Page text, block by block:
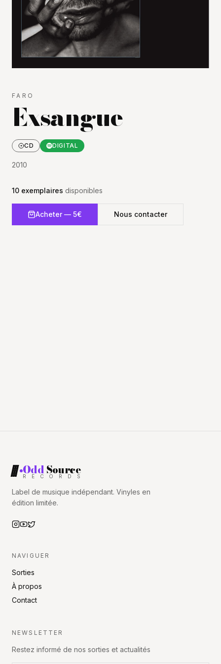
FARO
Exsangue
CD DIGITAL
2010
10 exemplaires disponibles
Acheter — 5€ Nous contacter
OddSource
R E C O R D
RECORDS S
Label de musique indépendant. Vinyles en
édition limitée.
NAVIGUER
Sorties
À propos
Contact
NEWSLETTER
Restez informé de nos sorties et actualités